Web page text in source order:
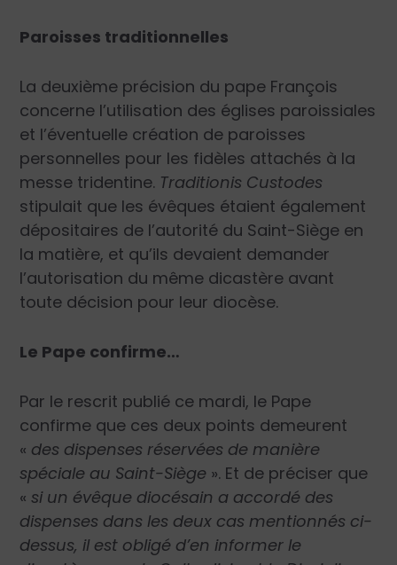
Paroisses traditionnelles
La deuxième précision du pape François
concerne l’utilisation des églises paroissiales
et l’éventuelle création de paroisses
personnelles pour les fidèles attachés à la
messe tridentine. Traditionis Custodes
stipulait que les évêques étaient également
dépositaires de l’autorité du Saint-Siège en
la matière, et qu’ils devaient demander
l’autorisation du même dicastère avant
toute décision pour leur diocèse.
Le Pape confirme…
Par le rescrit publié ce mardi, le Pape
confirme que ces deux points demeurent
« des dispenses réservées de manière
spéciale au Saint-Siège ». Et de préciser que
«si un évêque diocésain a accordé des
dispenses dans les deux cas mentionnés ci-
dessus, il est obligé d’en informer le